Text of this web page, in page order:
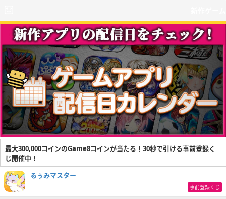
最大300,000コインのGame8コインが当たる！30秒で引ける事前登録く
じ開催中！
るぅみマスター
事前登録くじ